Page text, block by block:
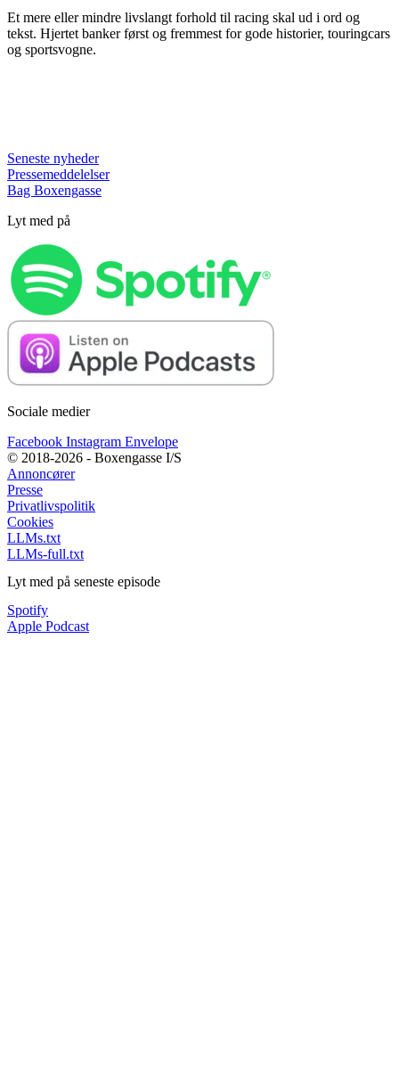
Et mere eller mindre livslangt forhold til racing skal ud i ord og
tekst. Hjertet banker først og fremmest for gode historier, touringcars
og sportsvogne.
Seneste nyheder
Pressemeddelelser
Bag Boxengasse
Lyt med på
Sociale medier
Facebook Instagram Envelope
© 2018-2026 - Boxengasse I/S
Annoncører
Presse
Privatlivspolitik
Cookies
LLMs.txt
LLMs-full.txt
Lyt med på seneste episode
Spotify
Apple Podcast